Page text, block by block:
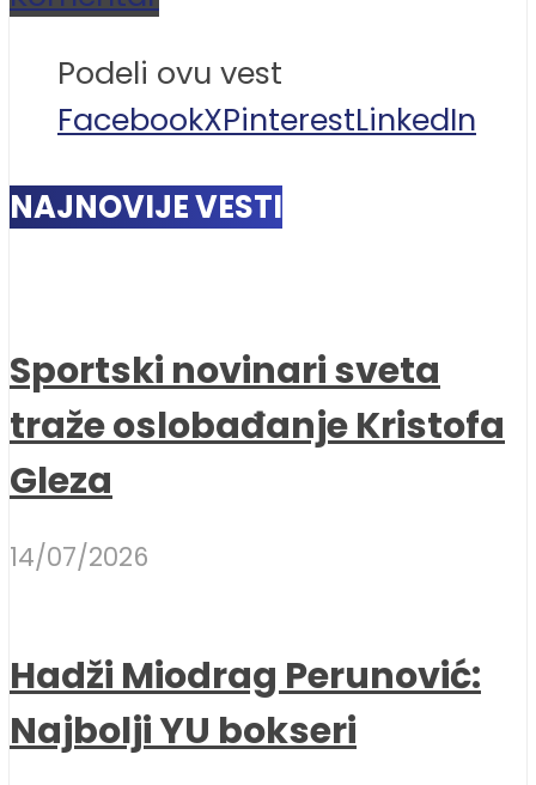
Podeli ovu vest
FacebookXPinterestLinkedIn
NAJNOVIJE VESTI
Sportski novinari sveta
traže oslobađanje Kristofa
Gleza
14/07/2026
Hadži Miodrag Perunović:
Najbolji YU bokseri